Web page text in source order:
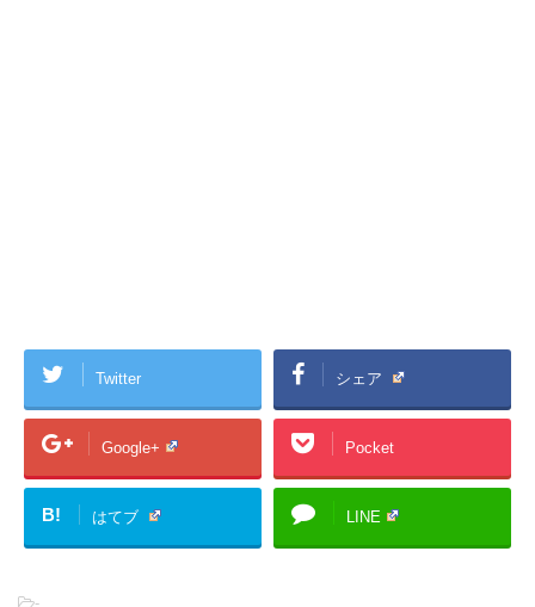
Twitter シェア
Google+ Pocket
B! はてブ LINE
-